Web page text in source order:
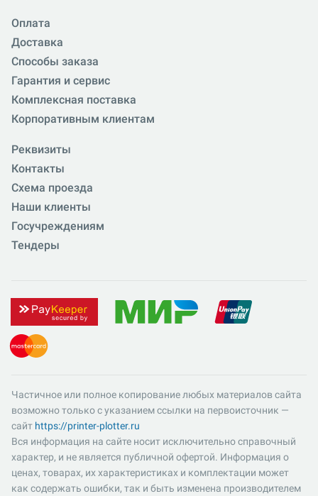
Оплата
Доставка
Способы заказа
Гарантия и сервис
Комплексная поставка
Корпоративным клиентам
Реквизиты
Контакты
Схема проезда
Наши клиенты
Госучреждениям
Тендеры
Частичное или полное копирование любых материалов сайта
возможно только с указанием ссылки на первоисточник —
сайт https://printer-plotter.ru
Вся информация на сайте носит исключительно справочный
характер, и не является публичной офертой. Информация о
ценах, товарах, их характеристиках и комплектации может
как содержать ошибки, так и быть изменена производителем